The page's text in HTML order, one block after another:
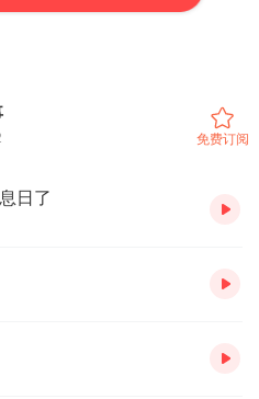
免费订阅
日了